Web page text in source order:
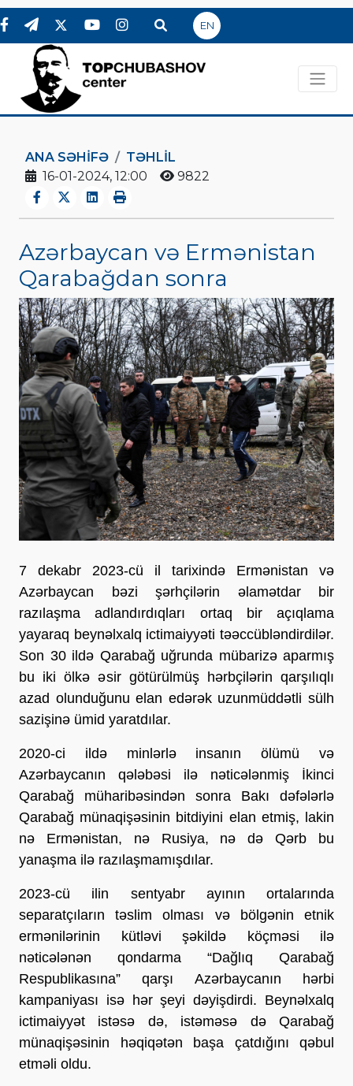
EN
ANA SƏHIFƏ
TƏHLİL
16-01-2024, 12:00
9822
Azərbaycan və Ermənistan
Qarabağdan sonra
7 dekabr 2023-cü il tarixində Ermənistan və
Azərbaycan bəzi şərhçilərin əlamətdar bir
razılaşma adlandırdıqları ortaq bir açıqlama
yayaraq beynəlxalq ictimaiyyəti təəccübləndirdilər.
Son 30 ildə Qarabağ uğrunda mübarizə aparmış
bu iki ölkə əsir götürülmüş hərbçilərin qarşılıqlı
azad olunduğunu elan edərək uzunmüddətli sülh
sazişinə ümid yaratdılar.
2020-ci ildə minlərlə insanın ölümü və
Azərbaycanın qələbəsi ilə nəticələnmiş İkinci
Qarabağ müharibəsindən sonra Bakı dəfələrlə
Qarabağ münaqişəsinin bitdiyini elan etmiş, lakin
nə Ermənistan, nə Rusiya, nə də Qərb bu
yanaşma ilə razılaşmamışdılar.
2023-cü ilin sentyabr ayının ortalarında
separatçıların təslim olması və bölgənin etnik
ermənilərinin kütləvi şəkildə köçməsi ilə
nəticələnən qondarma “Dağlıq Qarabağ
Respublikasına” qarşı Azərbaycanın hərbi
kampaniyası isə hər şeyi dəyişdirdi. Beynəlxalq
ictimaiyyət istəsə də, istəməsə də Qarabağ
münaqişəsinin həqiqətən başa çatdığını qəbul
etməli oldu.